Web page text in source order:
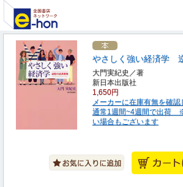
やさしく強い経済学
大門実紀史／著
新日本出版社
1,650円
メーカーに在庫有無を確
通常1週間~4週間で出荷
い場合もございます